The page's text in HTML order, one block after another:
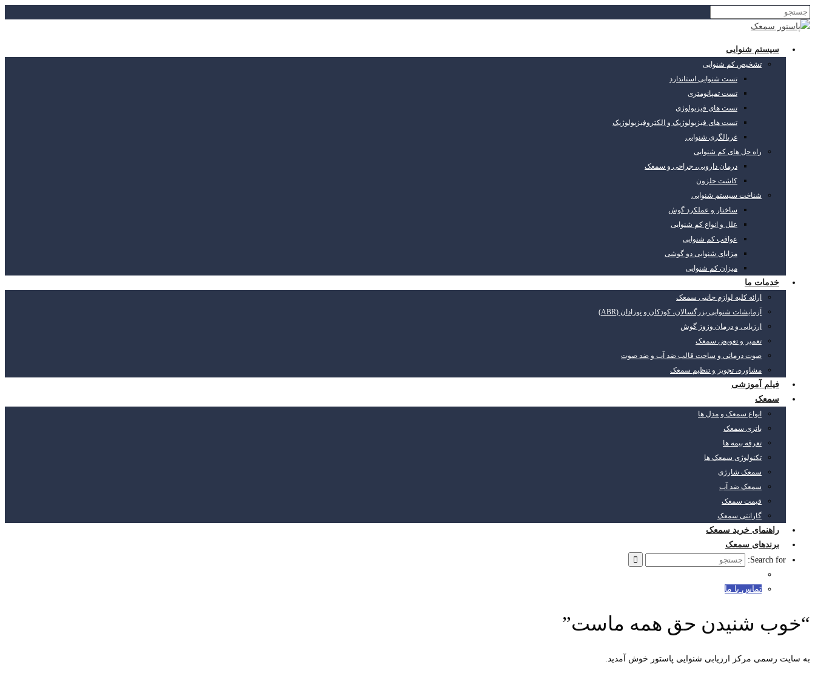
سیستم شنوایی
تشخیص کم شنوایی
تست شنوایی استاندارد
تست تمپانومتری
تست های فیزیولوژی
تست های فیزیولوژیک و الکتروفیزیولوژیک
غربالگری شنوایی
راه حل های کم شنوایی
درمان دارویی، جراحی و سمعک
کاشت حلزون
شناخت سیستم شنوایی
ساختار و عملکرد گوش
علل و انواع کم شنوایی
عواقب کم شنوایی
مزایای شنوایی دو گوشی
میزان کم شنوایی
خدمات ما
ارائه کلیه لوازم جانبی سمعک
آزمایشات شنوایی بزرگسالان، کودکان و نوزادان (ABR)
ارزیابی و درمان وزوز گوش
تعمیر و تعویض سمعک
صوت درمانی و ساخت قالب ضد آب و ضد صوت
مشاوره، تجویز و تنظیم سمعک
فیلم آموزشی
سمعک
انواع سمعک و مدل ها
باتری سمعک
تعرفه بیمه ها
تکنولوژی سمعک ها
سمعک شارژی
سمعک ضد آب
قیمت سمعک
گارانتی سمعک
راهنمای خرید سمعک
برندهای سمعک
Search for:
تماس با ما
“خوب شنیدن حق همه ماست”
به سایت رسمی مرکز ارزیابی شنوایی پاستور خوش آمدید.